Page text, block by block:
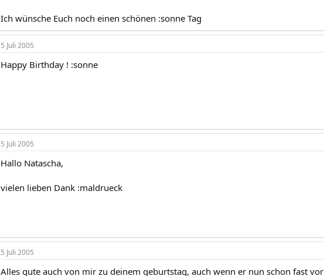
Ich wünsche Euch noch einen schönen :sonne Tag
5 Juli 2005
Happy Birthday ! :sonne
5 Juli 2005
Hallo Natascha,
vielen lieben Dank :maldrueck
5 Juli 2005
Alles gute auch von mir zu deinem geburtstag, auch wenn er nun schon fast